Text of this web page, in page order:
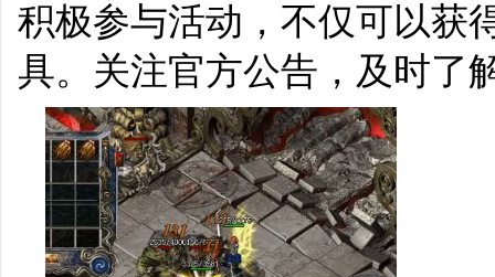
积极参与活动，不仅可以获
具。关注官方公告，及时了